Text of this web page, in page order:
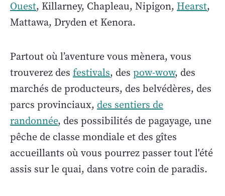
Ouest, Killarney, Chapleau, Nipigon, Hearst,
Mattawa, Dryden et Kenora.
Partout où l’aventure vous mènera, vous
trouverez des festivals, des pow-wow, des
marchés de producteurs, des belvédères, des
parcs provinciaux, des sentiers de
randonnée, des possibilités de pagayage, une
pêche de classe mondiale et des gîtes
accueillants où vous pourrez passer tout l'été
assis sur le quai, dans votre coin de paradis.